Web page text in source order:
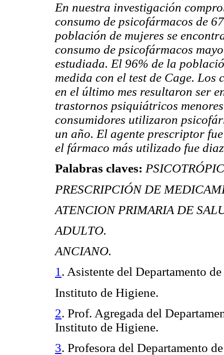
En nuestra investigación
consumo de psicofármacos de
población de mujeres se
consumo de psicofármacos
estudiada. El 96% de la
medida con el test de Cage. Los
en el último mes resultaron ser
trastornos psiquiátricos
consumidores utilizaron
un año. El agente prescriptor
el fármaco más utilizado fue
Palabras claves:
PRESCRIPCIÓN DE
ATENCION PRIMARIA DE
ADULTO.
ANCIANO.
1 . Asistente del Departamento
Instituto de Higiene.
2. Prof. Agregada del
Instituto de Higiene.
3. Profesora del Departamento